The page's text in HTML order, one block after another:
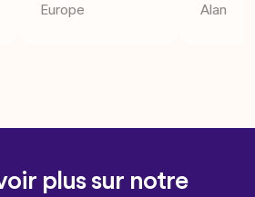
Europe
Alan
plus sur notre